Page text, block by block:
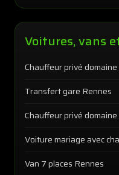
Voitures, vans
Chauffeur privé
Transfert gare Rennes
Chauffeur privé
Voiture mariage avec
Van 7 places Rennes